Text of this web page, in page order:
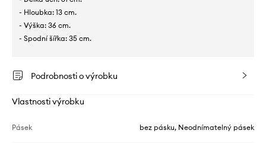
- Hloubka: 13 cm.
- Výška: 36 cm.
- Spodní šířka: 35 cm.
Podrobnosti o výrobku
Vlastnosti výrobku
Pásek bez pásku, Neodnímatelný pásek